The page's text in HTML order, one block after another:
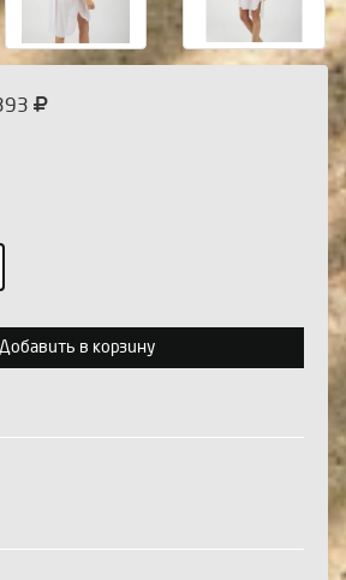
количество:
Отмена
Добавить в корзину